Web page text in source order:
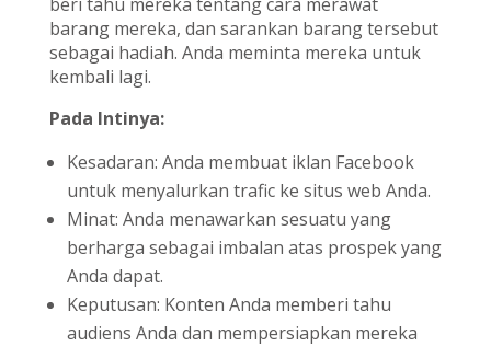
barang mereka, dan sarankan barang tersebut
sebagai hadiah. Anda meminta mereka untuk
kembali lagi.
Pada Intinya:
Kesadaran: Anda membuat iklan Facebook
untuk menyalurkan trafic ke situs web Anda.
Minat: Anda menawarkan sesuatu yang
berharga sebagai imbalan atas prospek yang
Anda dapat.
Keputusan: Konten Anda memberi tahu
audiens Anda dan mempersiapkan mereka